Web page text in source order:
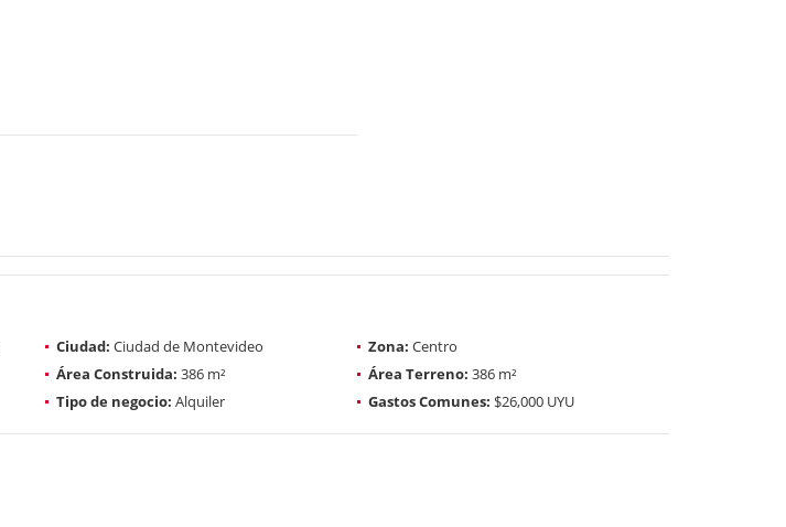
Ciudad: Ciudad de Montevideo Zona: Centro
Área Construida: 386 m² Área Terreno: 386 m²
Tipo de negocio: Alquiler Gastos Comunes: $26,000 UYU